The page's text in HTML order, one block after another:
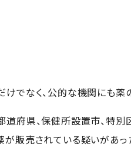
でなく、公的な機関にも薬
府県、保健所設置市、特
販売されている疑いがあ